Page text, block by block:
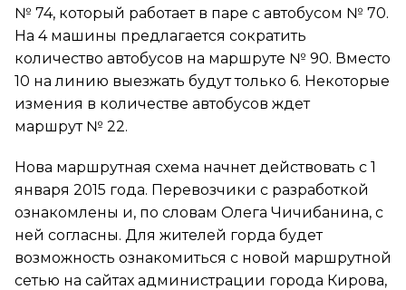
№ 74, который работает в паре с автобусом № 70.
На 4 машины предлагается сократить
количество автобусов на маршруте № 90. Вместо
10 на линию выезжать будут только 6. Некоторые
измения в количестве автобусов ждет
маршрут № 22.
Нова маршрутная схема начнет действовать с 1
января 2015 года. Перевозчики с разработкой
ознакомлены и, по словам Олега Чичибанина, с
ней согласны. Для жителей горда будет
возможность ознакомиться с новой маршрутной
сетью на сайтах администрации города Кирова,